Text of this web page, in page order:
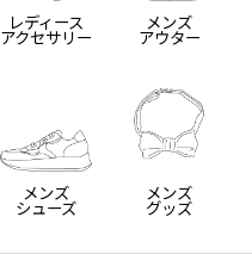
レディース
アクセサリー
メンズ
アウター
メンズ
シューズ
メンズ
グッズ